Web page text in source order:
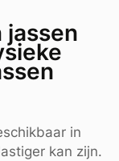
jassen
in
kan zijn.